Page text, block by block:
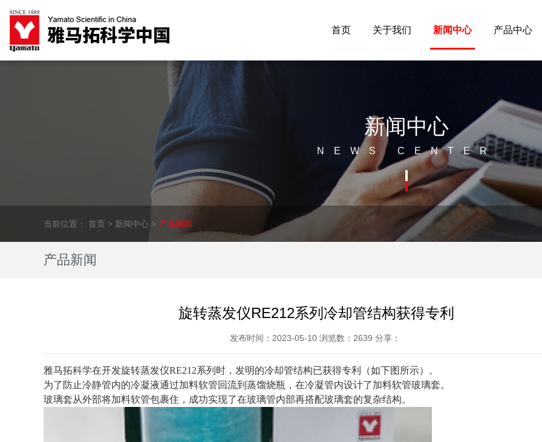
首页 关于我们 新闻中心 产品中心
新闻中心
NEWS CENTER
当前位置： 首页 > 新闻中心 > 产品新闻
产品新闻
旋转蒸发仪RE212系列冷却管结构获得专利
发布时间：2023-05-10 浏览数：2639 分享：
雅马拓科学在开发旋转蒸发仪RE212系列时，发明的冷却管结构已获得专利（如下图所示）。
为了防止冷静管内的冷凝液通过加料软管回流到蒸馏烧瓶，在冷凝管内设计了加料软管玻璃套。
玻璃套从外部将加料软管包裹住，成功实现了在玻璃管内部再搭配玻璃套的复杂结构。